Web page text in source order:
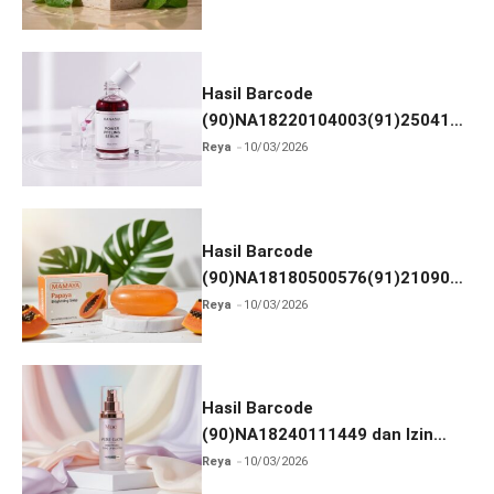
Hasil Barcode
(90)NA18220104003(91)250418
dan Izin BPOM
Reya 10/03/2026
Hasil Barcode
(90)NA18180500576(91)210906
dan Izin BPOM
Reya 10/03/2026
Hasil Barcode
(90)NA18240111449 dan Izin
BPOM
Reya 10/03/2026